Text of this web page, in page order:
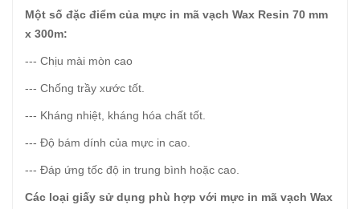
Một số đặc điểm của mực in mã vạch Wax Resin 70 mm
x 300m:
--- Chịu mài mòn cao
--- Chống trầy xước tốt.
--- Kháng nhiệt, kháng hóa chất tốt.
--- Độ bám dính của mực in cao.
--- Đáp ứng tốc độ in trung bình hoặc cao.
Các loại giấy sử dụng phù hợp với mực in mã vạch Wax